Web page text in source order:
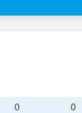
0 0